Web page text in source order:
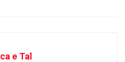
e Tal